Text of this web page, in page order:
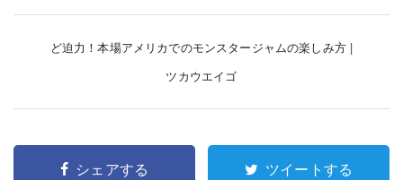
ど迫力！本場アメリカでのモンスタージャムの楽しみ方 |
ツカウエイゴ
シェアする ツイートする